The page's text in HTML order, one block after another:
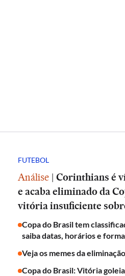
FUTEBOL
Análise | Corinthians é
e acaba eliminado da
vitória insuficiente
Copa do Brasil tem
saiba datas, horários e
Veja os memes da
Copa do Brasil: Vitória